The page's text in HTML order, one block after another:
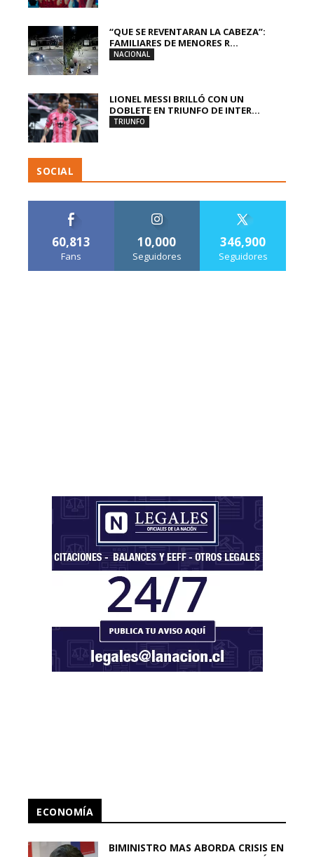
“QUE SE REVENTARAN LA CABEZA”:
FAMILIARES DE MENORES R...
NACIONAL
LIONEL MESSI BRILLÓ CON UN
DOBLETE EN TRIUNFO DE INTER...
TRIUNFO
SOCIAL
60,813
Fans
10,000
Seguidores
346,900
Seguidores
ECONOMÍA
BIMINISTRO MAS ABORDA CRISIS EN